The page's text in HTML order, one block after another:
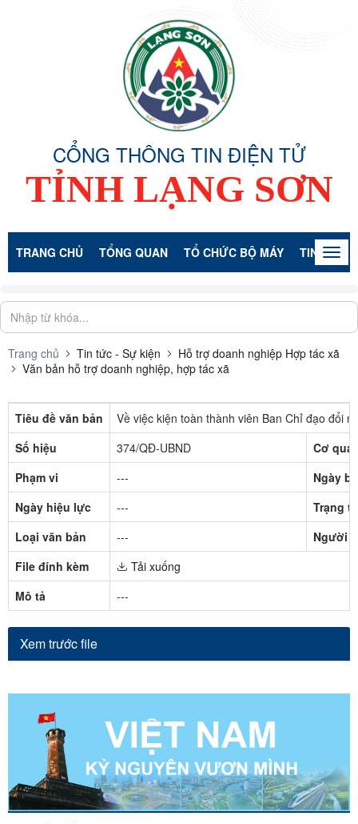
CỔNG THÔNG TIN ĐIỆN TỬ
TỈNH LẠNG SƠN
TRANG CHỦ TỔNG QUAN TỔ CHỨC BỘ MÁY TIN TỨC -
Trang chủ Tin tức - Sự kiện
Hỗ trợ doanh nghiệp Hợp tác xã
Văn bản hỗ trợ doanh nghiệp, hợp tác xã
Tiêu đề văn bản
Về việc kiện toàn thành viên Ban Chỉ đạo đổi
Số hiệu
374/QĐ-UBND
Cơ
Phạm vi
---
Ngày
Ngày hiệu lực
---
Trạng
Loại văn bản
---
Người
File đính kèm
Tải xuống
Mô tả
---
Xem trước file